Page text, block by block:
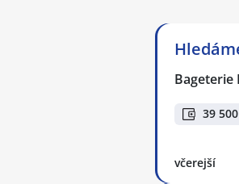
Bageterie
39
včerejší